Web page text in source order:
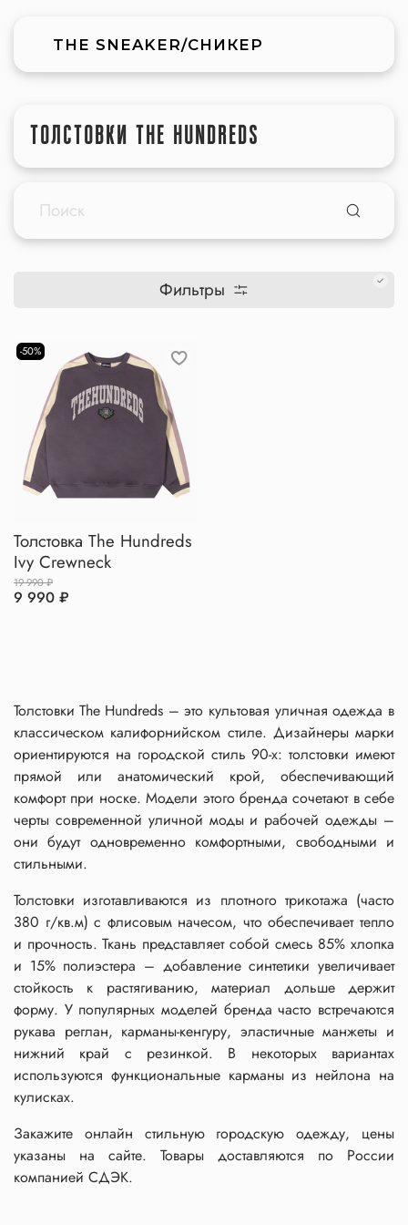
THE SNEAKER/СНИКЕР
ТОЛСТОВКИ THE HUNDREDS
Фильтры
-50%
Толстовка The Hundreds
Ivy Crewneck
19 990 ₽
9 990 ₽
Толстовки The Hundreds – это культовая уличная одежда в
классическом калифорнийском стиле. Дизайнеры марки
ориентируются на городской стиль 90-х: толстовки имеют
прямой или анатомический крой, обеспечивающий
комфорт при носке. Модели этого бренда сочетают в себе
черты современной уличной моды и рабочей одежды –
они будут одновременно комфортными, свободными и
стильными.
Толстовки изготавливаются из плотного трикотажа (часто
380 г/кв.м) с флисовым начесом, что обеспечивает тепло
и прочность. Ткань представляет собой смесь 85% хлопка
и 15% полиэстера – добавление синтетики увеличивает
стойкость к растягиванию, материал дольше держит
форму. У популярных моделей бренда часто встречаются
рукава реглан, карманы-кенгуру, эластичные манжеты и
нижний край с резинкой. В некоторых вариантах
используются функциональные карманы из нейлона на
кулисках.
Закажите онлайн стильную городскую одежду, цены
указаны на сайте. Товары доставляются по России
компанией СДЭК.